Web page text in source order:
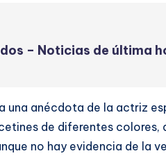
– Noticias de última
una anécdota de la actriz
de diferentes
no hay evidencia de la